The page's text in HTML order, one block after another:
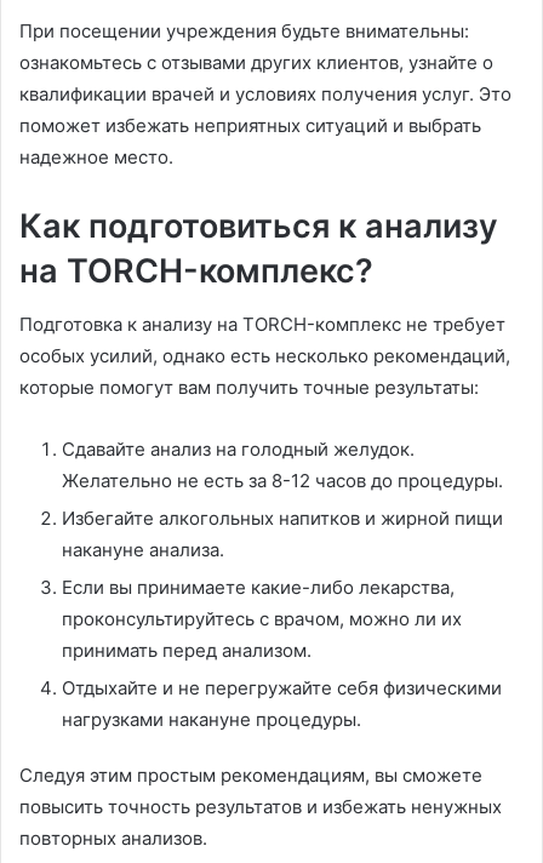
При посещении учреждения будьте внимательны:
ознакомьтесь с отзывами других клиентов, узнайте о
квалификации врачей и условиях получения услуг. Это
поможет избежать неприятных ситуаций и выбрать
надежное место.
Как подготовиться к анализу
на TORCH-комплекс?
Подготовка к анализу на TORCH-комплекс не требует
особых усилий, однако есть несколько рекомендаций,
которые помогут вам получить точные результаты:
Сдавайте анализ на голодный желудок.
Желательно не есть за 8-12 часов до процедуры.
Избегайте алкогольных напитков и жирной пищи
накануне анализа.
Если вы принимаете какие-либо лекарства,
проконсультируйтесь с врачом, можно ли их
принимать перед анализом.
Отдыхайте и не перегружайте себя физическими
нагрузками накануне процедуры.
Следуя этим простым рекомендациям, вы сможете
повысить точность результатов и избежать ненужных
повторных анализов.